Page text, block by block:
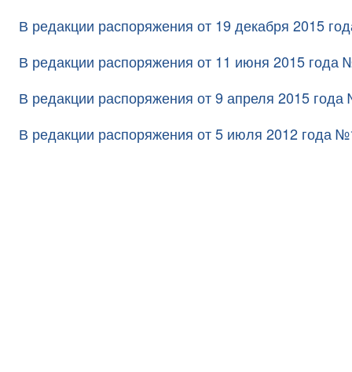
В редакции распоряжения от 19 декабря 2015
В редакции распоряжения от 11 июня 2015 года
В редакции распоряжения от 9 апреля 2015
В редакции распоряжения от 5 июля 2012 года